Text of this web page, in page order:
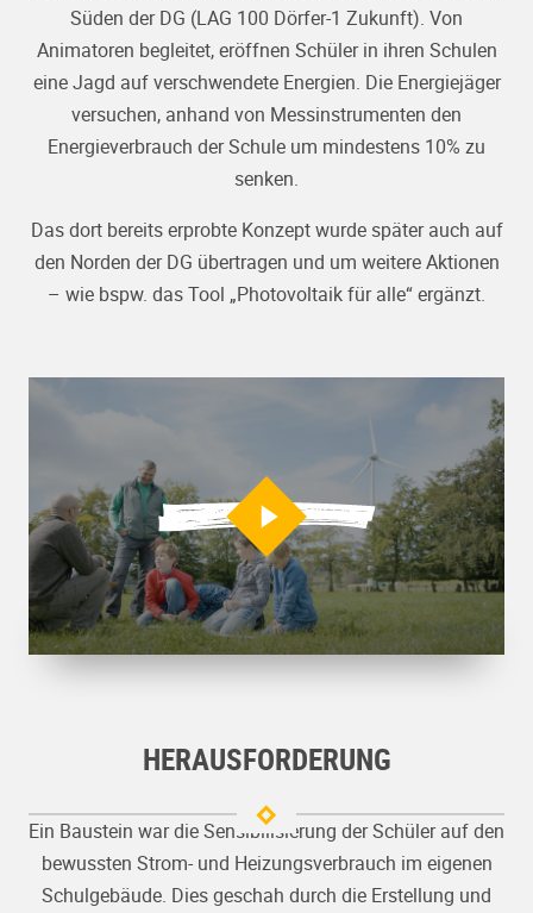
Süden der DG (LAG 100 Dörfer-1 Zukunft). Von
Animatoren begleitet, eröffnen Schüler in ihren Schulen
eine Jagd auf verschwendete Energien. Die Energiejäger
versuchen, anhand von Messinstrumenten den
Energieverbrauch der Schule um mindestens 10% zu
senken.
Das dort bereits erprobte Konzept wurde später auch auf
den Norden der DG übertragen und um weitere Aktionen
– wie bspw. das Tool „Photovoltaik für alle“ ergänzt.
HERAUSFORDERUNG
Ein Baustein war die Sensibilisierung der Schüler auf den
bewussten Strom- und Heizungsverbrauch im eigenen
Schulgebäude. Dies geschah durch die Erstellung und